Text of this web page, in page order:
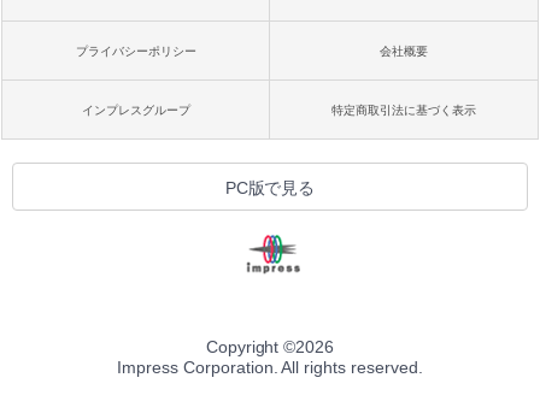
プライバシーポリシー 会社概要
インプレスグループ 特定商取引法に基づく表示
PC版で見る
Copyright ©2026
Impress Corporation. All rights reserved.